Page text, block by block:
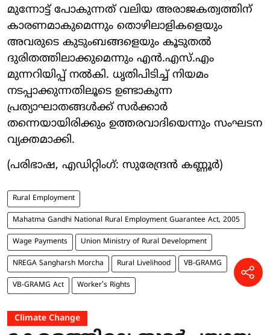
മുന്നോട്ട് പോകുന്നത് വലിയ അരാജകത്വത്തിന്
കാരണമാകുമെന്നും തൊഴിലാളികളെയും
അവരുടെ കുടുംബങ്ങളെയും കൂടുതൽ
ദുരിതത്തിലാക്കുമെന്നും എൻ.എസ്.എം
മുന്നറിയിപ്പ് നൽകി. ധൃതിപിടിച്ച് നിയമം
നടപ്പാക്കുന്നതിലൂടെ ഉണ്ടാകുന്ന
പ്രത്യാഘാതങ്ങൾക്ക് സർക്കാർ
തന്നെയായിരിക്കും ഉത്തരവാദിയെന്നും സംഘടന
വ്യക്തമാക്കി.
(പരിഭാഷ, എഡിറ്റിംഗ്: സുരേന്ദ്രൻ കണ്ണൂർ)
Rural Employment
Mahatma Gandhi National Rural Employment Guarantee Act, 2005
Wage Payments Union Ministry of Rural Development
NREGA Sangharsh Morcha Rural Livelihood VB-GRAMG
VB-GRAMG Act Worker's Rights
Climate Change